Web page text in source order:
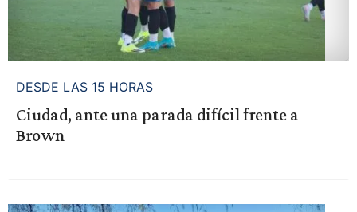
DESDE LAS 15 HORAS
Ciudad, ante una parada difícil frente a
Brown